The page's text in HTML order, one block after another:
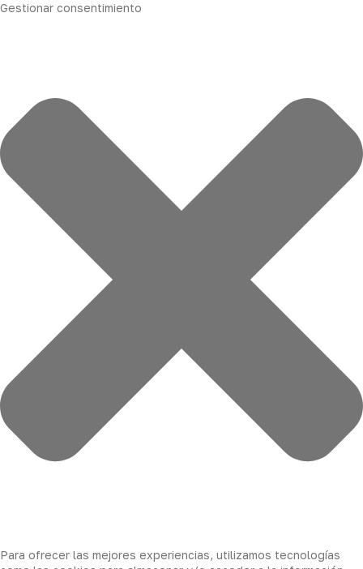
Gestionar consentimiento
Para ofrecer las mejores experiencias, utilizamos tecnologías